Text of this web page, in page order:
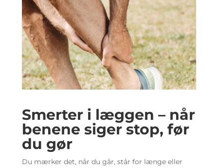
Smerter i læggen – når
benene siger stop, før
du gør
Du mærker det, når du går, står for længe eller